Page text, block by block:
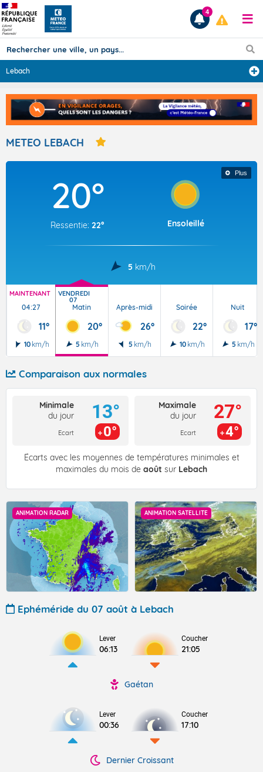
Prévisions
TOUS LES RÉSULTATS
Articles
4
Lebach
METEO LEBACH
Plus
20°
Ressentie: 22° Ensoleillé
5 km/h
MAINTENANT
04:27
11°
10 km/h
VENDREDI
07
Matin
20°
5 km/h
Après-midi
26°
5 km/h
Soirée
22°
10 km/h
Nuit
17°
5 km/h
Comparaison aux normales
Minimale
du jour
Ecart
13°
0°
Maximale
du jour
Ecart
27°
4°
Écarts avec les moyennes de températures minimales et
maximales du mois de août sur Lebach
ANIMATION RADAR ANIMATION SATELLITE
Ephéméride du 07 août à Lebach
Lever
06:13
Coucher
21:05
Gaétan
Lever
00:36
Coucher
17:10
Dernier Croissant